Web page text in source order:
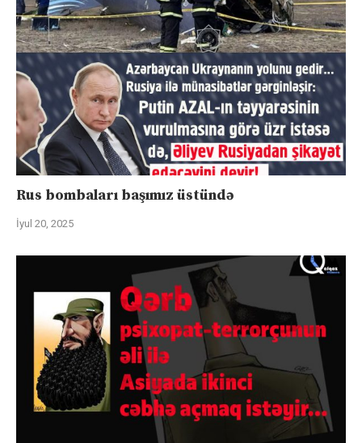
Rus bombaları başımız üstündə
İyul 20, 2025